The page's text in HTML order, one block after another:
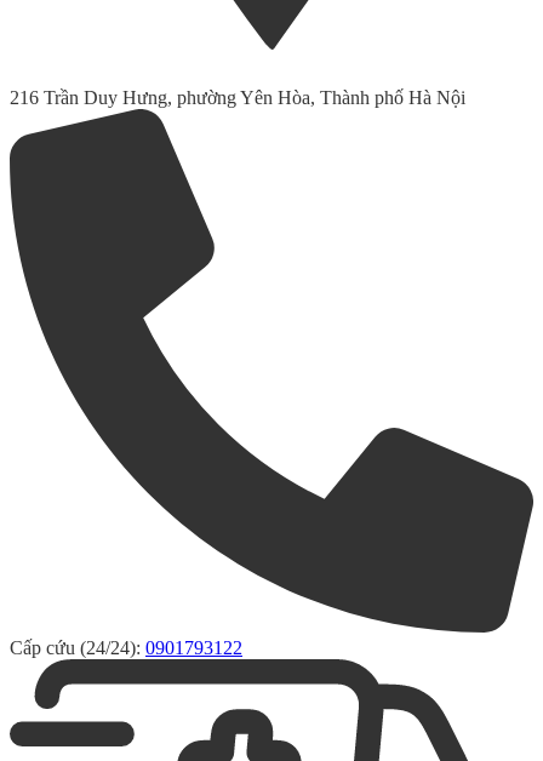
216 Trần Duy Hưng, phường Yên Hòa, Thành phố Hà Nội
Cấp cứu (24/24): 0901793122